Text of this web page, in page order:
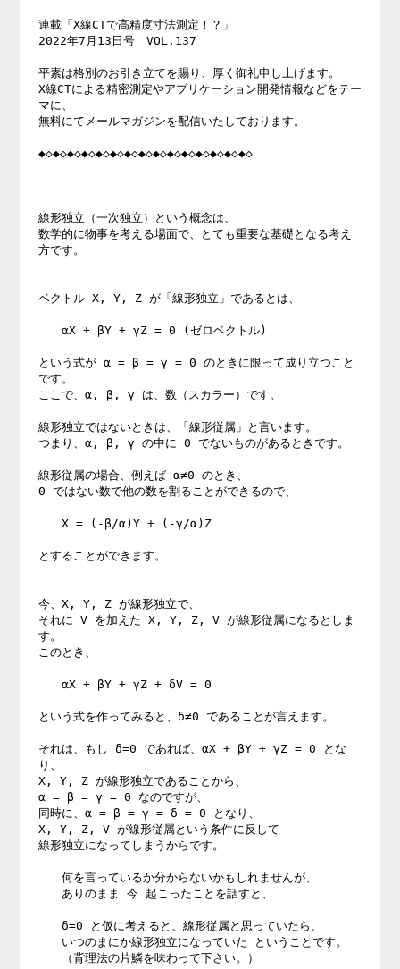
連載「X線CTで高精度寸法測定！？」
2022年7月13日号　VOL.137
平素は格別のお引き立てを賜り、厚く御礼申し上げます。
X線CTによる精密測定やアプリケーション開発情報などをテー
マに、
無料にてメールマガジンを配信いたしております。
◆◇◆◇◆◇◆◇◆◇◆◇◆◇◆◇◆◇◆◇◆◇◆◇◆◇◆◇◆◇
線形独立（一次独立）という概念は、
数学的に物事を考える場面で、とても重要な基礎となる考え
方です。
ベクトル X, Y, Z が「線形独立」であるとは、
αX + βY + γZ = 0 (ゼロベクトル)
という式が α = β = γ = 0 のときに限って成り立つこと
です。
ここで、α, β, γ は、数（スカラー）です。
線形独立ではないときは、「線形従属」と言います。
つまり、α, β, γ の中に 0 でないものがあるときです。
線形従属の場合、例えば α≠0 のとき、
0 ではない数で他の数を割ることができるので、
X = (-β/α)Y + (-γ/α)Z
とすることができます。
今、X, Y, Z が線形独立で、
それに V を加えた X, Y, Z, V が線形従属になるとしま
す。
このとき、
αX + βY + γZ + δV = 0
という式を作ってみると、δ≠0 であることが言えます。
それは、もし δ=0 であれば、αX + βY + γZ = 0 とな
り、
X, Y, Z が線形独立であることから、
α = β = γ = 0 なのですが、
同時に、α = β = γ = δ = 0 となり、
X, Y, Z, V が線形従属という条件に反して
線形独立になってしまうからです。
何を言っているか分からないかもしれませんが、
ありのまま 今 起こったことを話すと、
δ=0 と仮に考えると、線形従属と思っていたら、
いつのまにか線形独立になっていた ということです。
（背理法の片鱗を味わって下さい。）